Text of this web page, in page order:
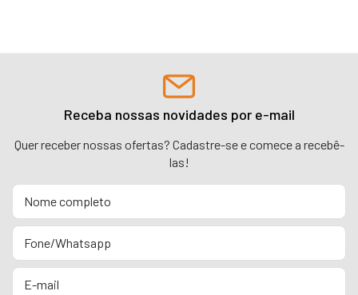
Receba nossas novidades por e-mail
Quer receber nossas ofertas? Cadastre-se e comece a recebê-
las!